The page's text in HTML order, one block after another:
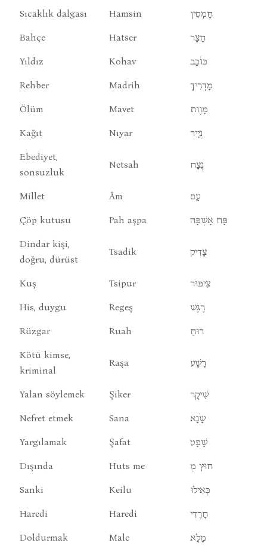
Sıcaklık dalgası Hamsin חָמְסִין
Bahçe Hatser חָצֶר
Yıldız Kohav כּוֹכָב
Rehber Madrih מָדְרִיךְ
Ölüm Mavet מָוֶות
Kağıt Nıyar נְיָיר
Ebediyet,
sonsuzluk
Netsah נֶצָח
Millet Âm עָם
Çöp kutusu Pah aşpa פָּח אָשְׁפָּה
Dindar kişi,
doğru, dürüst
Tsadik צָדִיק
Kuş Tsipur צִיפּוּר
His, duygu Regeş רֶגֶשׁ
Rüzgar Ruah רוּחַ
Kötü kimse,
kriminal
Raşa רָשָׁע
Yalan söylemek Şiker שִׁיקֶר
Nefret etmek Sana שָֹנָא
Yargılamak Şafat שָׁפָט
Dışında Huts me חוּץ מְ
Sanki Keilu כְּאִילוּ
Haredi Haredi חָרֶדִי
Doldurmak Male מָלֶא